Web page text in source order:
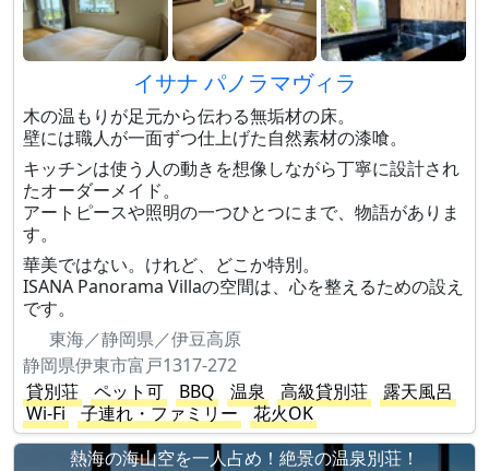
イサナ パノラマヴィラ
木の温もりが足元から伝わる無垢材の床。
壁には職人が一面ずつ仕上げた自然素材の漆喰。
キッチンは使う人の動きを想像しながら丁寧に設計され
たオーダーメイド。
アートピースや照明の一つひとつにまで、物語がありま
す。
華美ではない。けれど、どこか特別。
ISANA Panorama Villaの空間は、心を整えるための設え
です。
東海／静岡県／伊豆高原
静岡県伊東市富戸1317-272
貸別荘
ペット可 BBQ 温泉 高級貸別荘
露天風呂
Wi-Fi
子連れ・ファミリー
花火OK
熱海の海山空を一人占め！絶景の温泉別荘！